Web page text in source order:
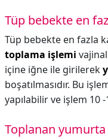
Tüp bebekte en
Tüp bebekte en fazla
toplama işlemi
içine iğne ile girilerek
boşatılmasıdır. Bu
yapılabilir ve işlem 10 -
Toplanan